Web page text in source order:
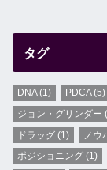
タグ
DNA(1) PDCA(5)
ジョン・グリンダー
ドラッグ (1) ノウ
ポジショニング (1)